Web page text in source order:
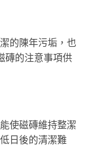
的陳年污垢，也
磚的注意事項供
使磁磚維持整潔
日後的清潔難